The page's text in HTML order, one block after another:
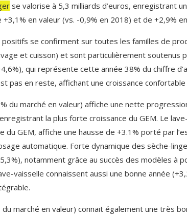
se valorise à 5,3 milliards d’euros, enregistrant
+3,1% en valeur (vs. -0,9% en 2018) et de +2,9%
se confirment sur toutes les familles de
et cuisson) et sont particulièrement soutenus
qui représente cette année 38% du chiffre
pas en reste, affichant une croissance confortable
du marché en valeur) affiche une nette
la plus forte croissance du GEM. Le
du GEM, affiche une hausse de +3.1% porté par
automatique. Forte dynamique des sèche-linge
notamment grâce au succès des modèles à
vaisselle connaissent aussi une bonne année
marché en valeur) connait également une très